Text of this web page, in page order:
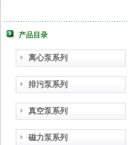
产品目录
离心泵系列
排污泵系列
真空泵系列
磁力泵系列